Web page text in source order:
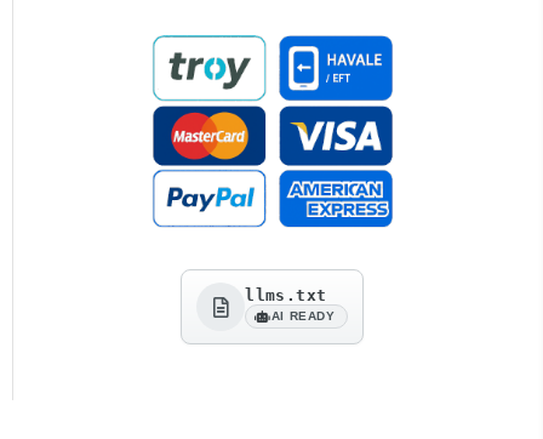
llms.txt
AI READY